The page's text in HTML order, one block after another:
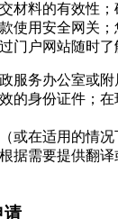
材料的有效性；
使用安全网关；
门户网站随时
服务办公室或
的身份证件；
或在适用的情
据需要提供翻
请